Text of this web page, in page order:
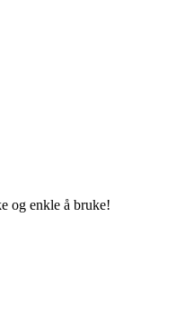
og enkle å bruke!